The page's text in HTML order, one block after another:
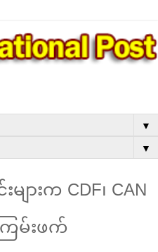
▼
▼
ားက CDF၊ CAN
ြမ်းဖက်